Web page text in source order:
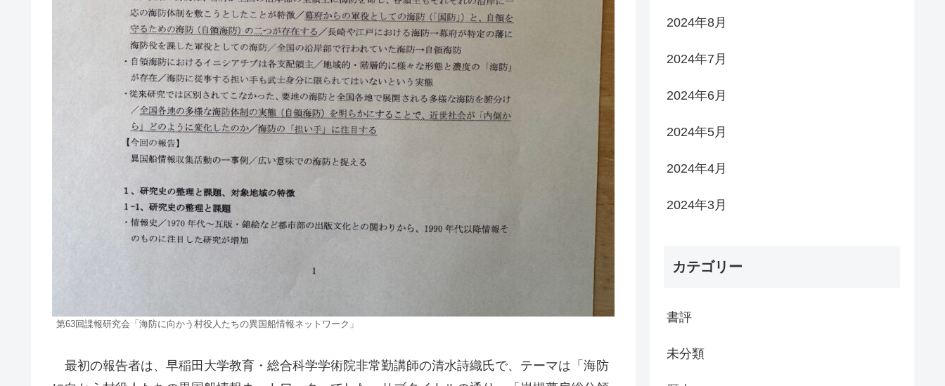
第63回諜報研究会「海防に向かう村役人たちの異国船情報ネットワーク」
最初の報告者は、早稲田大学教育・総合科学学術院非常勤講師の清水詩織氏で、テーマは「海防
2024年8月
2024年7月
2024年6月
2024年5月
2024年4月
2024年3月
カテゴリー
書評
未分類